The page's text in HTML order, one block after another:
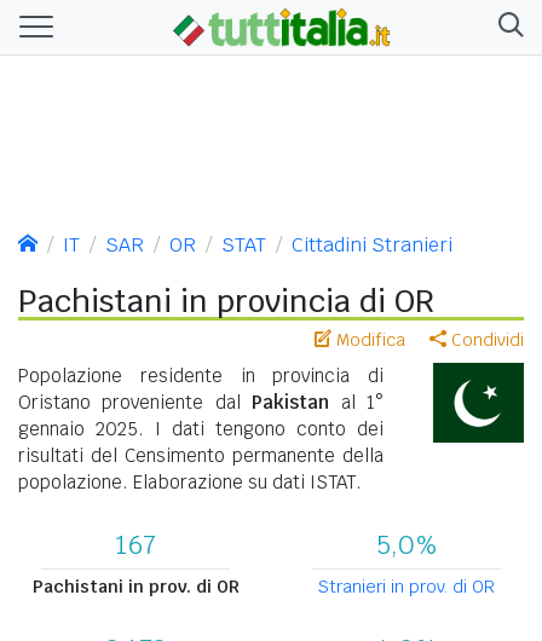
IT SAR OR STAT Cittadini Stranieri
Pachistani in provincia di OR
Modifica Condividi
Popolazione residente in provincia di
Oristano proveniente dal Pakistan al 1°
gennaio 2025. I dati tengono conto dei
risultati del Censimento permanente della
popolazione. Elaborazione su dati ISTAT.
167
Pachistani in prov. di OR
5,0%
Stranieri in prov. di OR